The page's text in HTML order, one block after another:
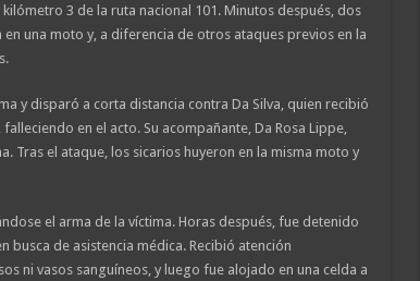
3 de la ruta nacional 101. Minutos después, dos
una moto y, a diferencia de otros ataques previos en la
y disparó a corta distancia contra Da Silva, quien recibió
en el acto. Su acompañante, Da Rosa Lippe,
Tras el ataque, los sicarios huyeron en la misma moto y
el arma de la víctima. Horas después, fue detenido
de asistencia médica. Recibió atención
ni vasos sanguíneos, y luego fue alojado en una celda a